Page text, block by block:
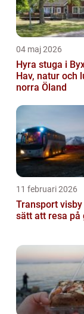
04 maj 2026
Hyra stuga i
Hav, natur och
norra Öland
11 februari 2026
Transport visby smarta
sätt att resa på